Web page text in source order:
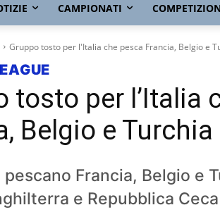
CAMPIONATI
Gruppo tosto per l'Italia che pesca Francia, Belgio e
tosto per l’Italia
Belgio e Turchia
Francia, Belgio e
e Repubblica Ceca